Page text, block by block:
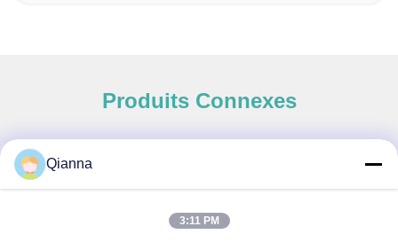
Produits Connexes
Qianna
3:11 PM